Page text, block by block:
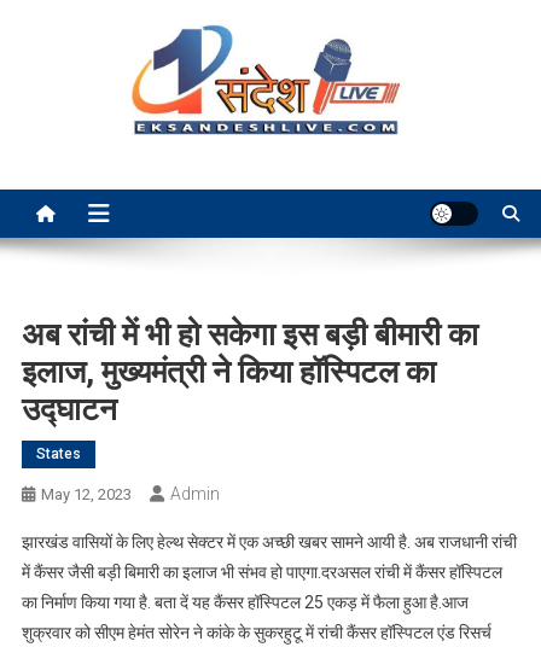
अब रांची में भी हो सकेगा इस बड़ी बीमारी का
इलाज, मुख्यमंत्री ने किया हॉस्पिटल का
उद्घाटन
States
May 12, 2023 Admin
झारखंड वासियों के लिए हेल्थ सेक्टर में एक अच्छी खबर सामने आयी है. अब राजधानी रांची
में कैंसर जैसी बड़ी बिमारी का इलाज भी संभव हो पाएगा.दरअसल रांची में कैंसर हॉस्पिटल
का निर्माण किया गया है. बता दें यह कैंसर हॉस्पिटल 25 एकड़ में फैला हुआ है.आज
शुक्रवार को सीएम हेमंत सोरेन ने कांके के सुकरहुटू में रांची कैंसर हॉस्पिटल एंड रिसर्च